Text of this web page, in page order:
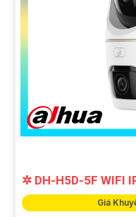
✲ DH-H5D-5F WIFI
Giá